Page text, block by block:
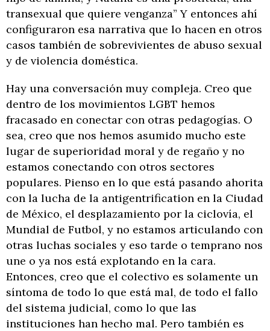
transexual que quiere venganza” Y entonces ahí
configuraron esa narrativa que lo hacen en otros
casos también de sobrevivientes de abuso sexual
y de violencia doméstica.
Hay una conversación muy compleja. Creo que
dentro de los movimientos LGBT hemos
fracasado en conectar con otras pedagogías. O
sea, creo que nos hemos asumido mucho este
lugar de superioridad moral y de regaño y no
estamos conectando con otros sectores
populares. Pienso en lo que está pasando ahorita
con la lucha de la antigentrification en la Ciudad
de México, el desplazamiento por la ciclovía, el
Mundial de Futbol, y no estamos articulando con
otras luchas sociales y eso tarde o temprano nos
une o ya nos está explotando en la cara.
Entonces, creo que el colectivo es solamente un
síntoma de todo lo que está mal, de todo el fallo
del sistema judicial, como lo que las
instituciones han hecho mal. Pero también es